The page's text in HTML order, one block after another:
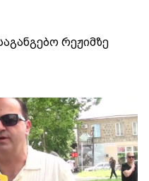
რეჟიმზე